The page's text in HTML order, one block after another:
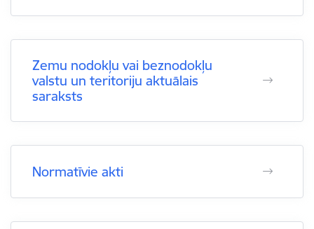
Zemu nodokļu vai beznodokļu
valstu un teritoriju aktuālais
saraksts
Normatīvie akti